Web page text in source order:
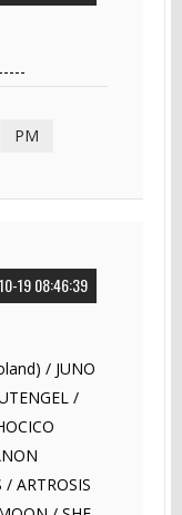
PM
19 08:46:39
/ JUNO
/
ARTROSIS